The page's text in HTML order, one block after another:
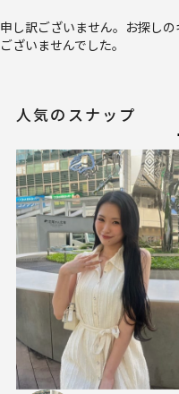
申し訳ございません。お探し
ございませんでした。
人気のスナップ